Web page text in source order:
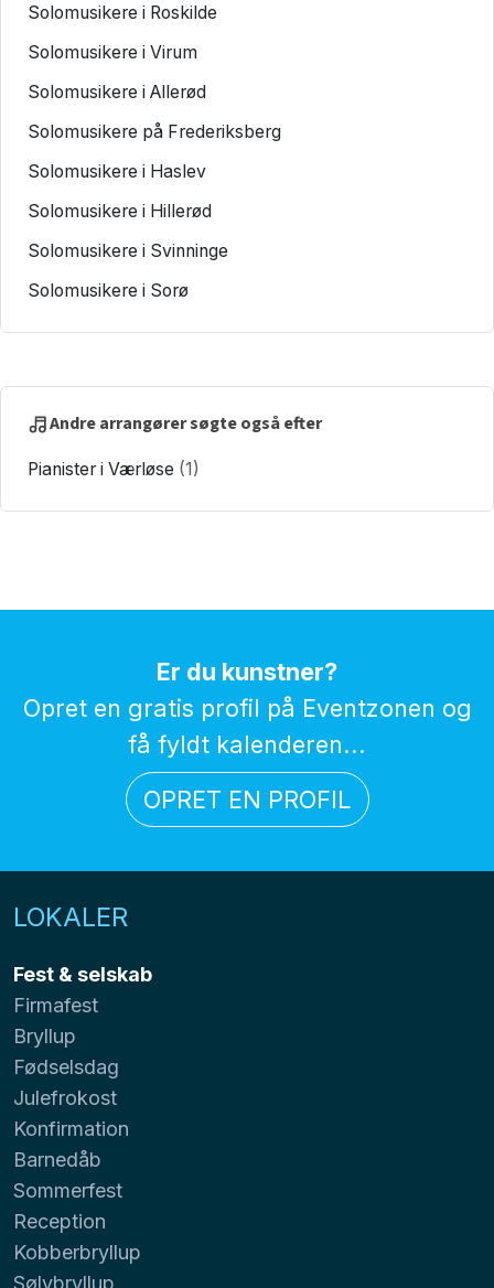
Solomusikere i Roskilde
Solomusikere i Virum
Solomusikere i Allerød
Solomusikere på Frederiksberg
Solomusikere i Haslev
Solomusikere i Hillerød
Solomusikere i Svinninge
Solomusikere i Sorø
Andre arrangører søgte også efter
Pianister i Værløse (1)
Er du kunstner?
Opret en gratis profil på Eventzonen og
få fyldt kalenderen...
OPRET EN PROFIL
LOKALER
Fest & selskab
Firmafest
Bryllup
Fødselsdag
Julefrokost
Konfirmation
Barnedåb
Sommerfest
Reception
Kobberbryllup
Sølvbryllup